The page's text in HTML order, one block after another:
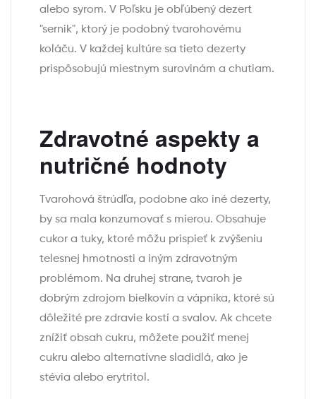
alebo syrom. V Poľsku je obľúbený dezert
"sernik", ktorý je podobný tvarohovému
koláču. V každej kultúre sa tieto dezerty
prispôsobujú miestnym surovinám a chutiam.
Zdravotné aspekty a
nutričné hodnoty
Tvarohová štrúdľa, podobne ako iné dezerty,
by sa mala konzumovať s mierou. Obsahuje
cukor a tuky, ktoré môžu prispieť k zvýšeniu
telesnej hmotnosti a iným zdravotným
problémom. Na druhej strane, tvaroh je
dobrým zdrojom bielkovín a vápnika, ktoré sú
dôležité pre zdravie kostí a svalov. Ak chcete
znížiť obsah cukru, môžete použiť menej
cukru alebo alternatívne sladidlá, ako je
stévia alebo erytritol.